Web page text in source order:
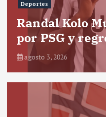
Deportes
Randal Kolo
por PSG y
agosto 3, 2026